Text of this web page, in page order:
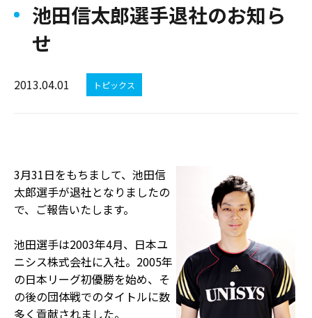
池田信太郎選手退社のお知ら
せ
2013.04.01 トピックス
3月31日をもちまして、池田信
太郎選手が退社となりましたの
で、ご報告いたします。
池田選手は2003年4月、日本ユ
ニシス株式会社に入社。2005年
の日本リーグ初優勝を始め、そ
の後の団体戦でのタイトルに数
多く貢献されました。